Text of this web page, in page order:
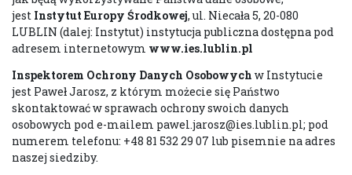
jest Instytut Europy Środkowej, ul. Niecała 5, 20-080
LUBLIN (dalej: Instytut) instytucja publiczna dostępna pod
adresem internetowym www.ies.lublin.pl
Inspektorem Ochrony Danych Osobowych w Instytucie
jest Paweł Jarosz, z którym możecie się Państwo
skontaktować w sprawach ochrony swoich danych
osobowych pod e-mailem pawel.jarosz@ies.lublin.pl; pod
numerem telefonu: +48 81 532 29 07 lub pisemnie na adres
naszej siedziby.